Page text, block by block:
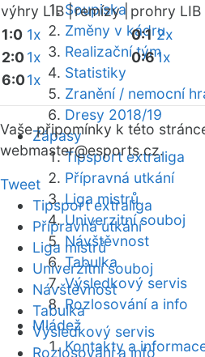
Soupiska
Změny v kádru
Realizační tým
Statistiky
Zranění / nemocní
Dresy 2018/19
Zápasy
Tipsport extraliga
Přípravná utkání
Liga mistrů
Univerzitní souboj
Návštěvnost
Tabulka
Výsledkový servis
Rozlosování a info
Mládež
Kontakty a
výhry LIB |remízy | prohry LIB
1:0 1x
2:01x
6:01x
0:1 2x
0:61x
Vaše připomínky k této
webmaster@esports.cz.
Tweet
Tipsport extraliga
Přípravná utkání
Liga mistrů
Univerzitní souboj
Návštěvnost
Tabulka
Výsledkový servis
Rozlosování a info